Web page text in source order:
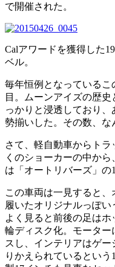
で開催された。
Calアワードを獲得した
ベル。
毎年恒例となっているこ
目。ムーンアイズの歴
っかりと浸透しており
勢揃いした。その数、な
さて、軽自動車からト
くのショーカーの中か
は「オートリバーズ」の
この車両は一見すると
履いたオリジナルっぽ
よく見ると前後の足は
輪ディスク化。モーター
スし、インテリアはゲー
りかえられているとい